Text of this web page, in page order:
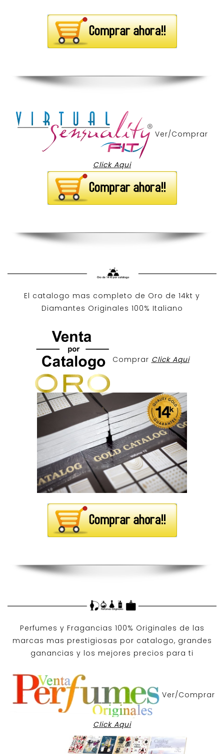
Ver/Comprar
Click Aqui
El catalogo mas completo de Oro de 14kt y
Diamantes Originales 100% Italiano
Comprar Click Aqui
Perfumes y Fragancias 100% Originales de las
marcas mas prestigiosas por catalogo, grandes
ganancias y los mejores precios para ti
Ver/Comprar
Click Aqui